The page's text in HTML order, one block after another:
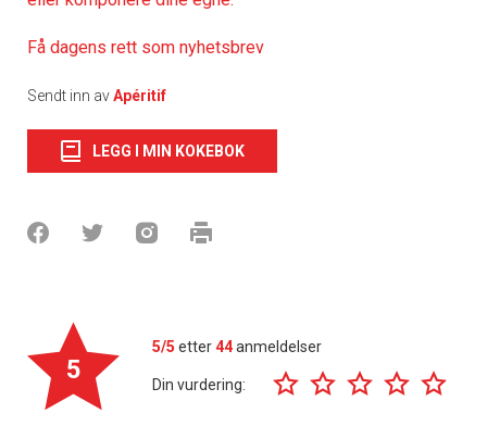
Få dagens rett som nyhetsbrev
Sendt inn avApéritif
LEGG I MIN KOKEBOK
5
5/5 etter44anmeldelser
Din vurdering: